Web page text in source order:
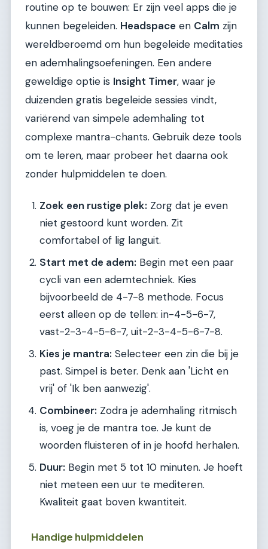
routine op te bouwen: Er zijn veel apps die je
kunnen begeleiden. Headspace en Calm zijn
wereldberoemd om hun begeleide meditaties
en ademhalingsoefeningen. Een andere
geweldige optie is Insight Timer, waar je
duizenden gratis begeleide sessies vindt,
variërend van simpele ademhaling tot
complexe mantra-chants. Gebruik deze tools
om te leren, maar probeer het daarna ook
zonder hulpmiddelen te doen.
Zoek een rustige plek: Zorg dat je even
niet gestoord kunt worden. Zit
comfortabel of lig languit.
Start met de adem: Begin met een paar
cycli van een ademtechniek. Kies
bijvoorbeeld de 4-7-8 methode. Focus
eerst alleen op de tellen: in-4-5-6-7,
vast-2-3-4-5-6-7, uit-2-3-4-5-6-7-8.
Kies je mantra: Selecteer een zin die bij je
past. Simpel is beter. Denk aan 'Licht en
vrij' of 'Ik ben aanwezig'.
Combineer: Zodra je ademhaling ritmisch
is, voeg je de mantra toe. Je kunt de
woorden fluisteren of in je hoofd herhalen.
Duur: Begin met 5 tot 10 minuten. Je hoeft
niet meteen een uur te mediteren.
Kwaliteit gaat boven kwantiteit.
Handige hulpmiddelen